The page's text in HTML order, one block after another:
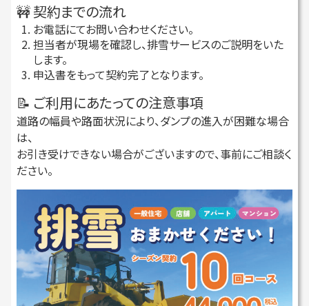
🚧 契約までの流れ
お電話にてお問い合わせください。
担当者が現場を確認し、排雪サービスのご説明をいた
します。
申込書をもって契約完了となります。
📝 ご利用にあたっての注意事項
道路の幅員や路面状況により、ダンプの進入が困難な場合
は、
お引き受けできない場合がございますので、事前にご相談く
ださい。